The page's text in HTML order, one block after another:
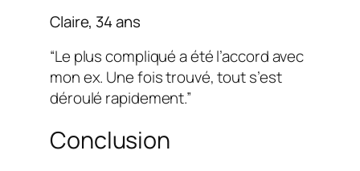
Claire, 34 ans
“Le plus compliqué a été l’accord avec
mon ex. Une fois trouvé, tout s’est
déroulé rapidement.”
Conclusion